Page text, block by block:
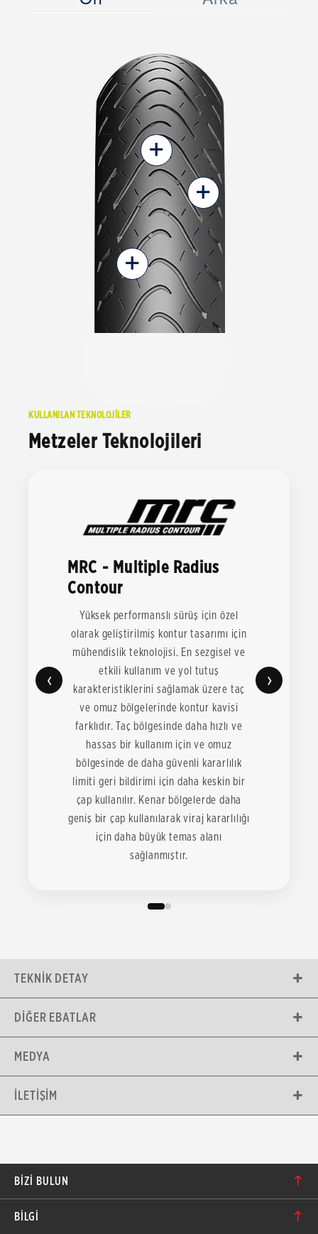
+
+
+
KULLANILAN TEKNOLOJİLER
Metzeler Teknolojileri
‹
MRC - Multiple Radius
Contour
Yüksek performanslı sürüş için özel
olarak geliştirilmiş kontur tasarımı için
mühendislik teknolojisi. En sezgisel ve
etkili kullanım ve yol tutuş
karakteristiklerini sağlamak üzere taç
ve omuz bölgelerinde kontur kavisi
farklıdır. Taç bölgesinde daha hızlı ve
hassas bir kullanım için ve omuz
bölgesinde de daha güvenli kararlılık
limiti geri bildirimi için daha keskin bir
çap kullanılır. Kenar bölgelerde daha
geniş bir çap kullanılarak viraj kararlılığı
için daha büyük temas alanı
sağlanmıştır.
›
TEKNIK DETAY
DIĞER EBATLAR
MEDYA
İLETIŞIM
BIZI BULUN
BİLGİ